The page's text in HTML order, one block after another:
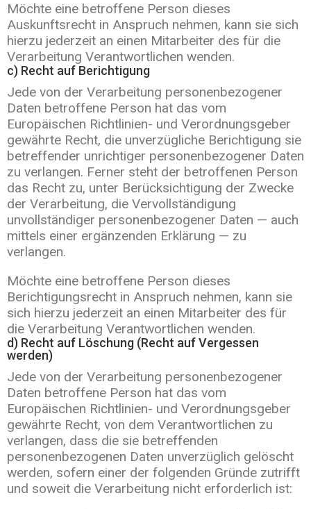
Möchte eine betroffene Person dieses
Auskunftsrecht in Anspruch nehmen, kann sie sich
hierzu jederzeit an einen Mitarbeiter des für die
Verarbeitung Verantwortlichen wenden.
c) Recht auf Berichtigung
Jede von der Verarbeitung personenbezogener
Daten betroffene Person hat das vom
Europäischen Richtlinien- und Verordnungsgeber
gewährte Recht, die unverzügliche Berichtigung sie
betreffender unrichtiger personenbezogener Daten
zu verlangen. Ferner steht der betroffenen Person
das Recht zu, unter Berücksichtigung der Zwecke
der Verarbeitung, die Vervollständigung
unvollständiger personenbezogener Daten — auch
mittels einer ergänzenden Erklärung — zu
verlangen.
Möchte eine betroffene Person dieses
Berichtigungsrecht in Anspruch nehmen, kann sie
sich hierzu jederzeit an einen Mitarbeiter des für
die Verarbeitung Verantwortlichen wenden.
d) Recht auf Löschung (Recht auf Vergessen
werden)
Jede von der Verarbeitung personenbezogener
Daten betroffene Person hat das vom
Europäischen Richtlinien- und Verordnungsgeber
gewährte Recht, von dem Verantwortlichen zu
verlangen, dass die sie betreffenden
personenbezogenen Daten unverzüglich gelöscht
werden, sofern einer der folgenden Gründe zutrifft
und soweit die Verarbeitung nicht erforderlich ist: